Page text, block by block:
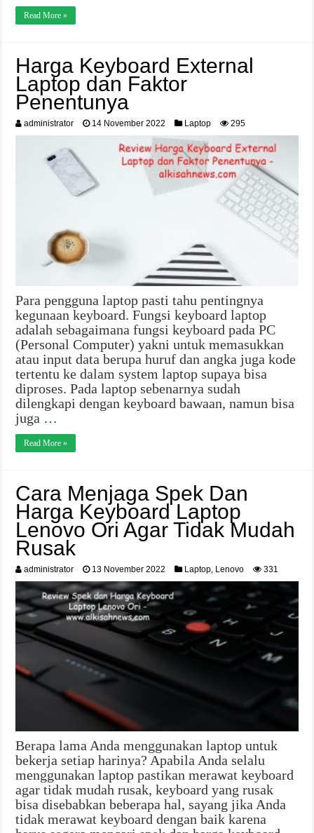
Read More »
Harga Keyboard External
Laptop dan Faktor
Penentunya
administrator 14 November 2022 Laptop 295
Para pengguna laptop pasti tahu pentingnya
kegunaan keyboard. Fungsi keyboard laptop
adalah sebagaimana fungsi keyboard pada PC
(Personal Computer) yakni untuk memasukkan
atau input data berupa huruf dan angka juga kode
tertentu ke dalam system laptop supaya bisa
diproses. Pada laptop sebenarnya sudah
dilengkapi dengan keyboard bawaan, namun bisa
juga …
Read More »
Cara Menjaga Spek Dan
Harga Keyboard Laptop
Lenovo Ori Agar Tidak Mudah
Rusak
administrator 13 November 2022 Laptop Lenovo 331
Berapa lama Anda menggunakan laptop untuk
bekerja setiap harinya? Apabila Anda selalu
menggunakan laptop pastikan merawat keyboard
agar tidak mudah rusak, keyboard yang rusak
bisa disebabkan beberapa hal, sayang jika Anda
tidak merawat keyboard dengan baik karena